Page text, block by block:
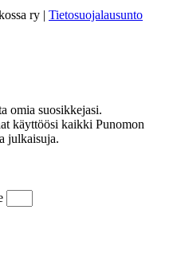
ry | Tietosuojalausunto
omia suosikkejasi.
käyttöösi kaikki Punomon
julkaisuja.